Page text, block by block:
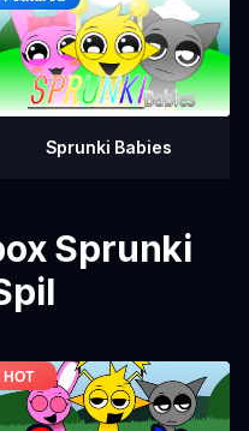
Sprunki Babies
Sprunki